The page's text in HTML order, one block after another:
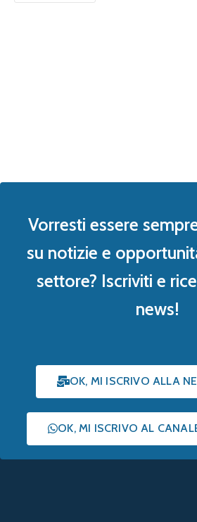
Vorresti essere
su notizie e
settore? Iscriviti e
news!
OK, MI ISCRIVO ALLA
OK, MI ISCRIVO AL